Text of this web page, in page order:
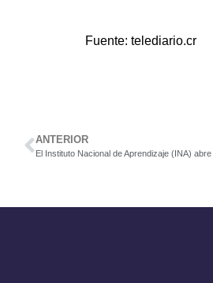
Fuente: telediario.cr
ANTERIOR
El Instituto Nacional de Aprendizaje (INA)